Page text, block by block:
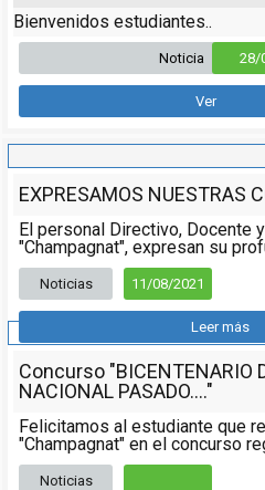
Bienvenidos estudiantes..
Noticia 28/
Ver
EXPRESAMOS NUESTRAS
El personal Directivo, Docente
"Champagnat", expresan su
Noticias 11/08/2021
Leer más
Concurso "BICENTENARIO
NACIONAL PASADO...."
Felicitamos al estudiante que
"Champagnat" en el concurso
Noticias